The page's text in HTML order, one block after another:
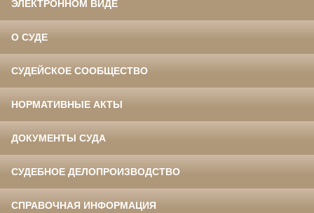
ЭЛЕКТРОННОМ ВИДЕ
О СУДЕ
СУДЕЙСКОЕ СООБЩЕСТВО
НОРМАТИВНЫЕ АКТЫ
ДОКУМЕНТЫ СУДА
СУДЕБНОЕ ДЕЛОПРОИЗВОДСТВО
СПРАВОЧНАЯ ИНФОРМАЦИЯ